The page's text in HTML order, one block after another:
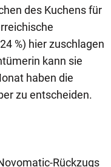
des Kuchens für
%) hier zuschlagen
kann sie
haben die
zu entscheiden.
Rückzugs